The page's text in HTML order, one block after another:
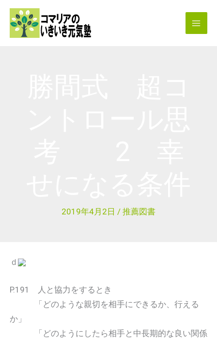
2019年4月2日 / 推薦図書
ｄ
P.191 人と協力をするとき
「どのような親切を相手にできるか、行える
か」
「どのようにしたら相手と中長期的な良い関係